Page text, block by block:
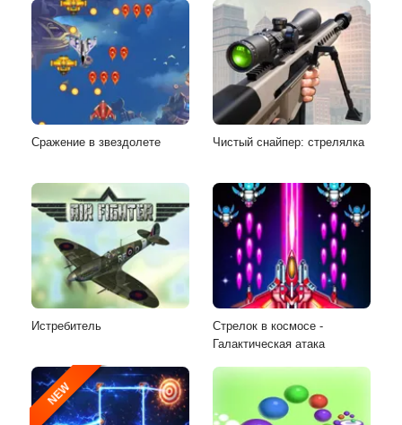
Сражение в звездолете Чистый снайпер: стрелялка
Истребитель
Стрелок в космосе -
Галактическая атака
NEW